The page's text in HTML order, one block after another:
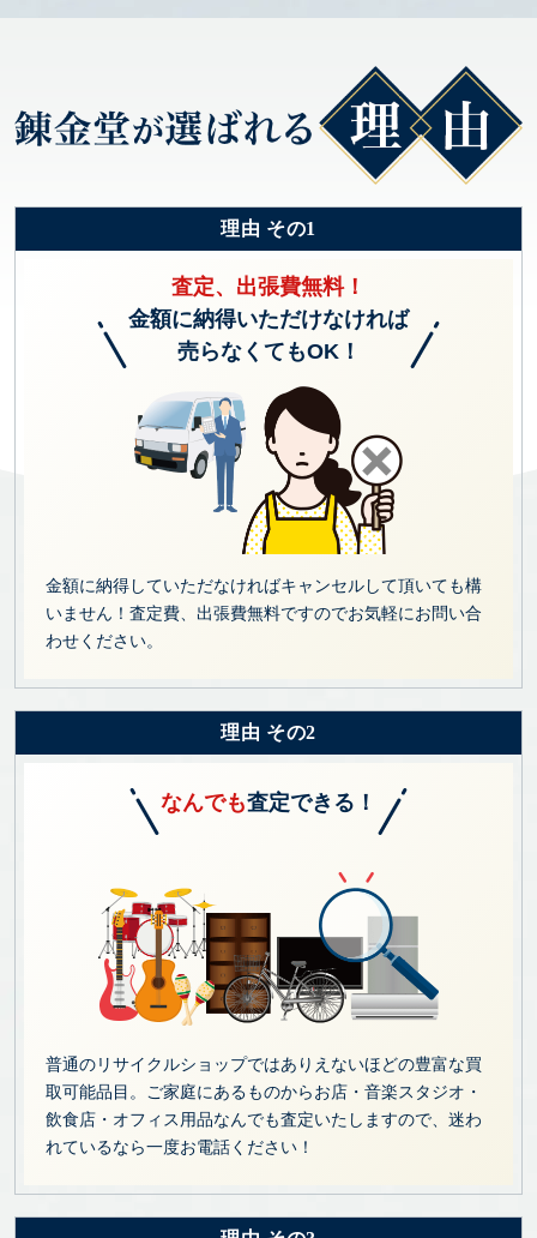
理由 その1
査定、出張費無料！
金額に納得いただけなければ
売らなくてもOK！
金額に納得していただなければキャンセルして頂いても構
いません！査定費、出張費無料ですのでお気軽にお問い合
わせください。
理由 その2
なんでも査定できる！
普通のリサイクルショップではありえないほどの豊富な買
取可能品目。ご家庭にあるものからお店・音楽スタジオ・
飲食店・オフィス用品なんでも査定いたしますので、迷わ
れているなら一度お電話ください！